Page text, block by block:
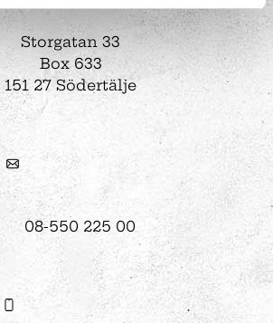
Storgatan 33
Box 633
151 27 Södertälje
08-550 225 00